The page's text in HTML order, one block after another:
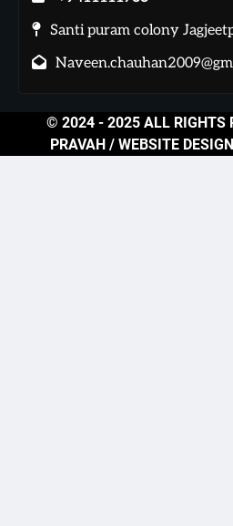
Santi puram colony
© 2024 - 2025 ALL RIGHTS
PRAVAH / WEBSITE